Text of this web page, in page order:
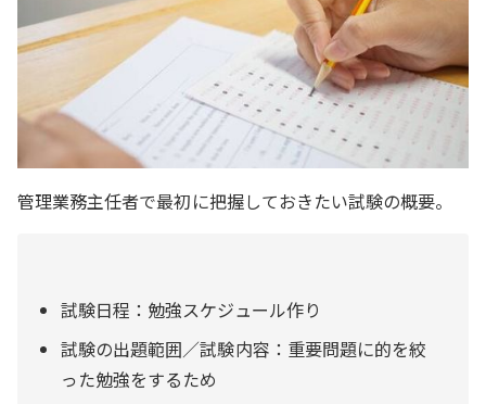
管理業務主任者で最初に把握しておきたい試験の概要。
試験日程：勉強スケジュール作り
試験の出題範囲／試験内容：重要問題に的を絞
った勉強をするため